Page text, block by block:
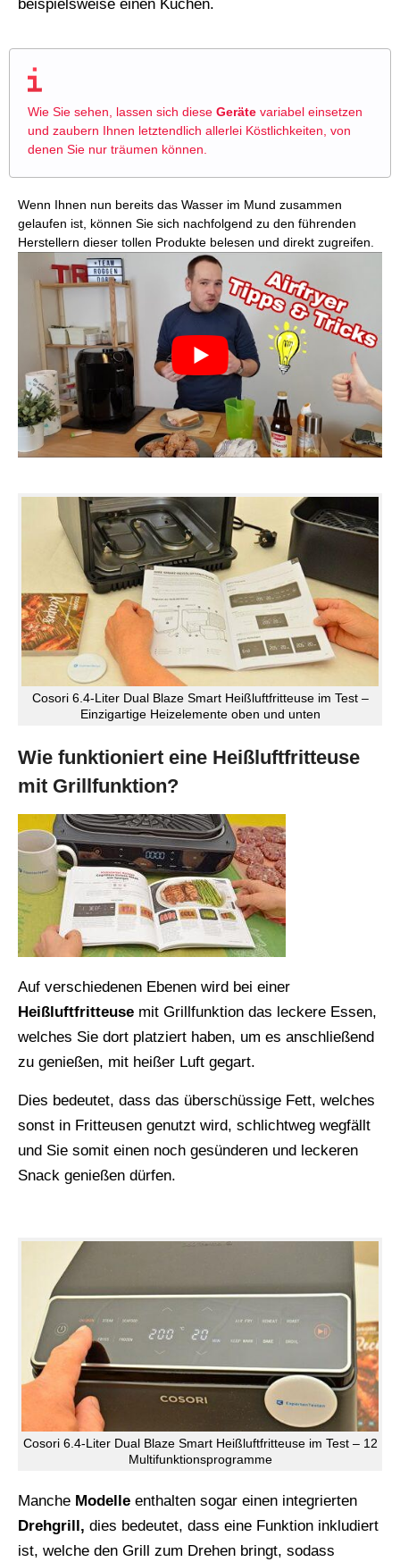
beispielsweise einen Kuchen.
Wie Sie sehen, lassen sich diese Geräte variabel einsetzen
und zaubern Ihnen letztendlich allerlei Köstlichkeiten, von
denen Sie nur träumen können.
Wenn Ihnen nun bereits das Wasser im Mund zusammen
gelaufen ist, können Sie sich nachfolgend zu den führenden
Herstellern dieser tollen Produkte belesen und direkt zugreifen.
Cosori 6.4-Liter Dual Blaze Smart Heißluftfritteuse im Test –
Einzigartige Heizelemente oben und unten
Wie funktioniert eine Heißluftfritteuse
mit Grillfunktion?
Auf verschiedenen Ebenen wird bei einer
Heißluftfritteuse mit Grillfunktion das leckere Essen,
welches Sie dort platziert haben, um es anschließend
zu genießen, mit heißer Luft gegart.
Dies bedeutet, dass das überschüssige Fett, welches
sonst in Fritteusen genutzt wird, schlichtweg wegfällt
und Sie somit einen noch gesünderen und leckeren
Snack genießen dürfen.
Cosori 6.4-Liter Dual Blaze Smart Heißluftfritteuse im Test – 12
Multifunktionsprogramme
Manche Modelle enthalten sogar einen integrierten
Drehgrill, dies bedeutet, dass eine Funktion inkludiert
ist, welche den Grill zum Drehen bringt, sodass